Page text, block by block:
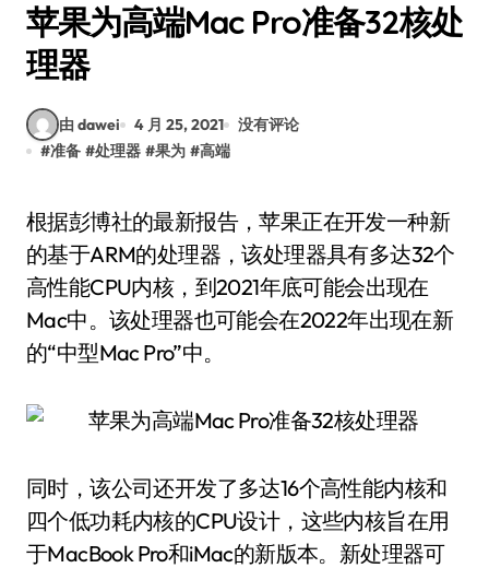
苹果为高端Mac Pro准备32核处
理器
由 dawei 4 月 25, 2021
没有评论
#准备 #处理器 #果为 #高端
根据彭博社的最新报告，苹果正在开发一种新
的基于ARM的处理器，该处理器具有多达32个
高性能CPU内核，到2021年底可能会出现在
Mac中。该处理器也可能会在2022年出现在新
的“中型Mac Pro”中。
同时，该公司还开发了多达16个高性能内核和
四个低功耗内核的CPU设计，这些内核旨在用
于MacBook Pro和iMac的新版本。新处理器可